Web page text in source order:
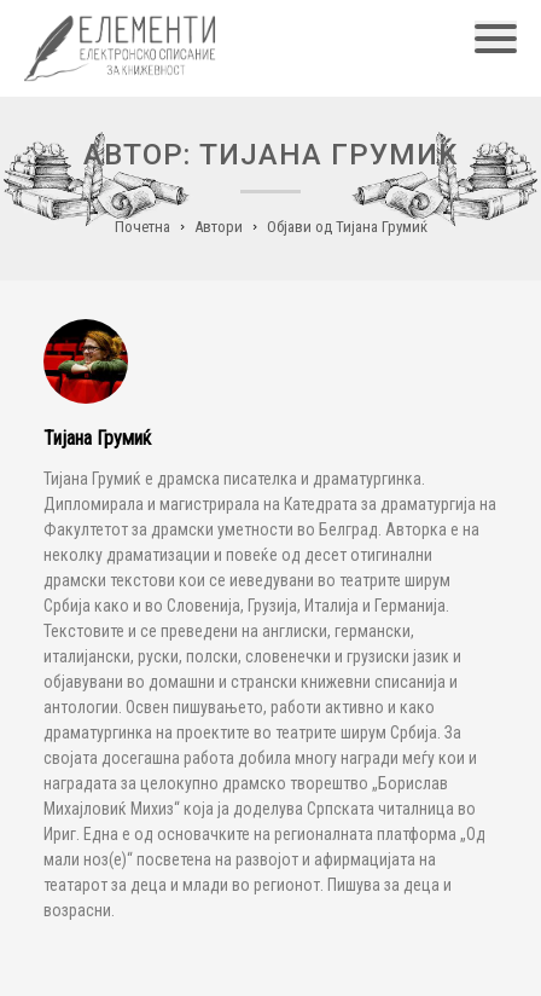
АВТОР: ТИЈАНА ГРУМИЌ
Почетна Автори Објави од Тијана Грумиќ
Тијана Грумиќ
Тијана Грумиќ е драмска писателка и драматургинка.
Дипломирала и магистрирала на Катедрата за драматургија на
Факултетот за драмски уметности во Белград. Авторка е на
неколку драматизации и повеќе од десет отигинални
драмски текстови кои се иеведувани во театрите ширум
Србија како и во Словенија, Грузија, Италија и Германија.
Текстовите и се преведени на англиски, германски,
италијански, руски, полски, словенечки и грузиски јазик и
објавувани во домашни и странски книжевни списанија и
антологии. Освен пишувањето, работи активно и како
драматургинка на проектите во театрите ширум Србија. За
својата досегашна работа добила многу награди меѓу кои и
наградата за целокупно драмско творештво „Борислав
Михајловиќ Михиз“ која ја доделува Српската читалница во
Ириг. Една е од основачките на регионалната платформа „Од
мали ноз(е)“ посветена на развојот и афирмацијата на
театарот за деца и млади во регионот. Пишува за деца и
возрасни.